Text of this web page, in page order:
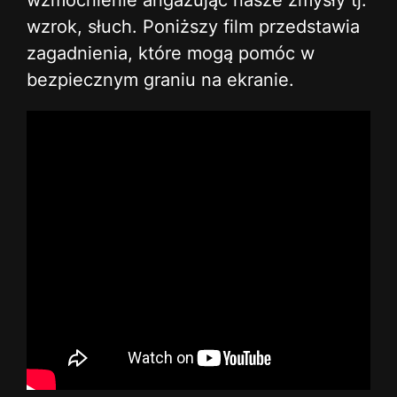
wzrok, słuch. Poniższy film przedstawia
zagadnienia, które mogą pomóc w
bezpiecznym graniu na ekranie.